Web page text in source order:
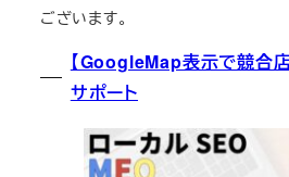
ございます。
【GoogleMap表示で競合
サポート